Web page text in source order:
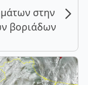
στην
βοριάδων